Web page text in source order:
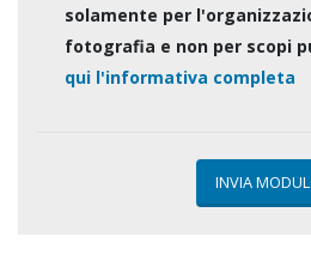
solamente per
fotografia e non per scopi
qui l'informativa completa
INVIA